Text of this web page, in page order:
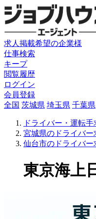
求人掲載希望の企業様
仕事検索
キープ
閲覧履歴
ログイン
会員登録
全国 茨城県 埼玉県 千葉県
ドライバー・運転手
宮城県のドライバー
仙台市のドライバー
東京海上